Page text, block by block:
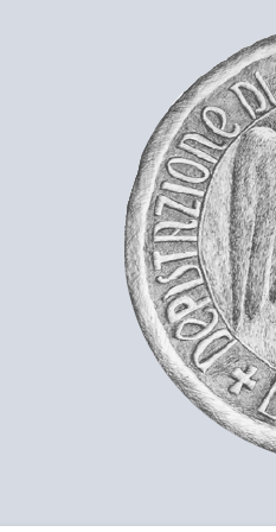
longobarda, di cui
e nel 2007 gli è
Cividale del Friuliil4